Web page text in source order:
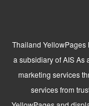
Thailand YellowPages
a subsidiary of AIS As
marketing services
services from